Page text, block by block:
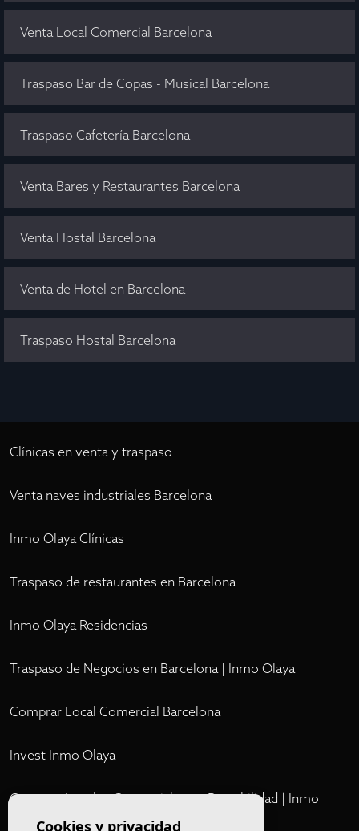
Venta Local Comercial Barcelona
Traspaso Bar de Copas - Musical Barcelona
Traspaso Cafetería Barcelona
Venta Bares y Restaurantes Barcelona
Venta Hostal Barcelona
Venta de Hotel en Barcelona
Traspaso Hostal Barcelona
Clínicas en venta y traspaso
Venta naves industriales Barcelona
Inmo Olaya Clínicas
Traspaso de restaurantes en Barcelona
Inmo Olaya Residencias
Traspaso de Negocios en Barcelona | Inmo Olaya
Comprar Local Comercial Barcelona
Invest Inmo Olaya
Comprar Locales Comerciales en Rentabilidad | Inmo
OlayaCookies y privacidad